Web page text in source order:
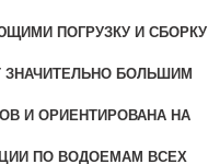
ПОГРУЗКУ И СБОРКУ
ЗНАЧИТЕЛЬНО БОЛЬШИМ
И ОРИЕНТИРОВАНА НА
ПО ВОДОЕМАМ ВСЕХ